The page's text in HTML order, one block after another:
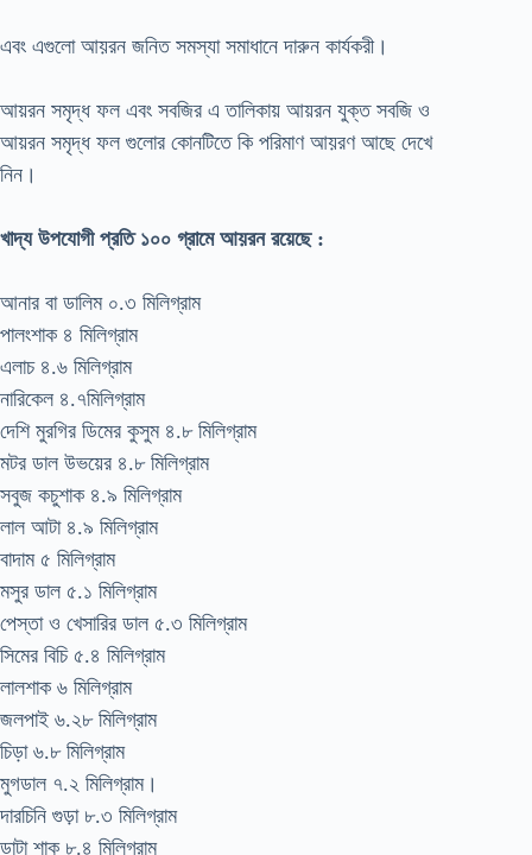
এবং এগুলো আয়রন জনিত সমস্যা সমাধানে দারুন কার্যকরী।
আয়রন সমৃদ্ধ ফল এবং সবজির এ তালিকায় আয়রন যুক্ত সবজি ও
আয়রন সমৃদ্ধ ফল গুলোর কোনটিতে কি পরিমাণ আয়রণ আছে দেখে
নিন।
খাদ্য উপযোগী প্রতি ১০০ গ্রামে আয়রন রয়েছে :
আনার বা ডালিম ০.৩ মিলিগ্রাম
পালংশাক ৪ মিলিগ্রাম
এলাচ ৪.৬ মিলিগ্রাম
নারিকেল ৪.৭মিলিগ্রাম
দেশি মুরগির ডিমের কুসুম ৪.৮ মিলিগ্রাম
মটর ডাল উভয়ের ৪.৮ মিলিগ্রাম
সবুজ কচুশাক ৪.৯ মিলিগ্রাম
লাল আটা ৪.৯ মিলিগ্রাম
বাদাম ৫ মিলিগ্রাম
মসুর ডাল ৫.১ মিলিগ্রাম
পেস্তা ও খেসারির ডাল ৫.৩ মিলিগ্রাম
সিমের বিচি ৫.৪ মিলিগ্রাম
লালশাক ৬ মিলিগ্রাম
জলপাই ৬.২৮ মিলিগ্রাম
চিড়া ৬.৮ মিলিগ্রাম
মুগডাল ৭.২ মিলিগ্রাম।
দারচিনি গুড়া ৮.৩ মিলিগ্রাম
ডাটা শাক ৮.৪ মিলিগ্রাম